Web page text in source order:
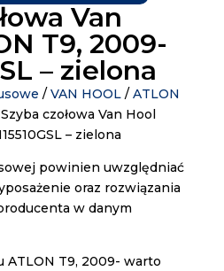
Van
T9, 2009-
– zielona
/ VAN HOOL/ ATLON
czołowa Van Hool
– zielona
powinien uwzględniać
oraz rozwiązania
w danym
ATLON T9, 2009- warto